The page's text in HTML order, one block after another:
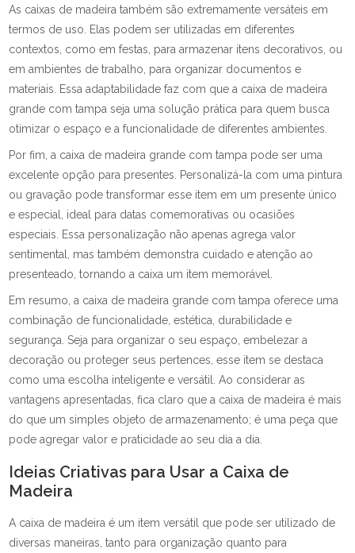
As caixas de madeira também são extremamente versáteis em
termos de uso. Elas podem ser utilizadas em diferentes
contextos, como em festas, para armazenar itens decorativos, ou
em ambientes de trabalho, para organizar documentos e
materiais. Essa adaptabilidade faz com que a caixa de madeira
grande com tampa seja uma solução prática para quem busca
otimizar o espaço e a funcionalidade de diferentes ambientes.
Por fim, a caixa de madeira grande com tampa pode ser uma
excelente opção para presentes. Personalizá-la com uma pintura
ou gravação pode transformar esse item em um presente único
e especial, ideal para datas comemorativas ou ocasiões
especiais. Essa personalização não apenas agrega valor
sentimental, mas também demonstra cuidado e atenção ao
presenteado, tornando a caixa um item memorável.
Em resumo, a caixa de madeira grande com tampa oferece uma
combinação de funcionalidade, estética, durabilidade e
segurança. Seja para organizar o seu espaço, embelezar a
decoração ou proteger seus pertences, esse item se destaca
como uma escolha inteligente e versátil. Ao considerar as
vantagens apresentadas, fica claro que a caixa de madeira é mais
do que um simples objeto de armazenamento; é uma peça que
pode agregar valor e praticidade ao seu dia a dia.
Ideias Criativas para Usar a Caixa de
Madeira
A caixa de madeira é um item versátil que pode ser utilizado de
diversas maneiras, tanto para organização quanto para